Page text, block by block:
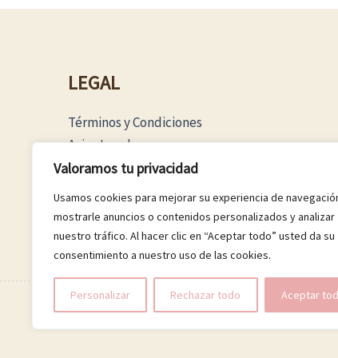
Valoramos tu privacidad
Usamos cookies para mejorar su experiencia de
mostrarle anuncios o contenidos personalizados y analizar
nuestro tráfico. Al hacer clic en “Aceptar todo” usted da su
consentimiento a nuestro uso de las cookies.
Personalizar Rechazar todo Aceptar
LEGAL
Términos y Condiciones
Aviso Legal
Política Privacidad
Política Cookies